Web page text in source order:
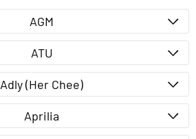
AGM
ATU
Adly (Her Chee)
Aprilia